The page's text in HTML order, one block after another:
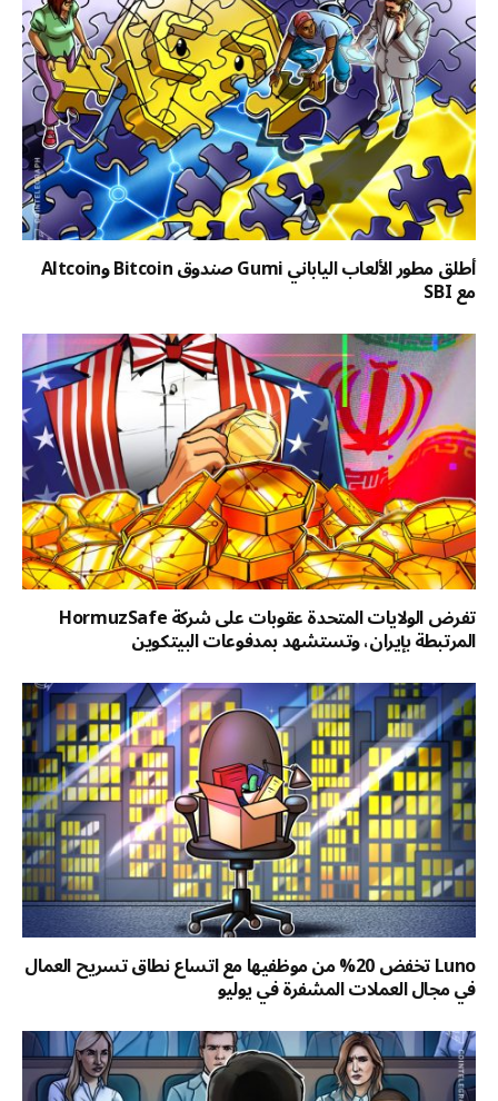
أطلق مطور الألعاب الياباني Gumi صندوق Bitcoin وAltcoin
مع SBI
تفرض الولايات المتحدة عقوبات على شركة HormuzSafe
المرتبطة بإيران، وتستشهد بمدفوعات البيتكوين
Luno تخفض 20% من موظفيها مع اتساع نطاق تسريح العمال
في مجال العملات المشفرة في يوليو